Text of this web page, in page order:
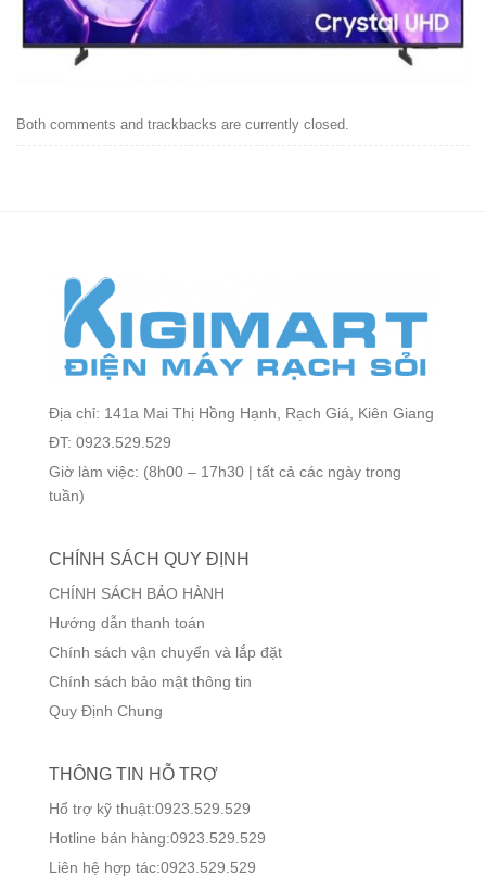
Both comments and trackbacks are currently closed.
Địa chỉ: 141a Mai Thị Hồng Hạnh, Rạch Giá, Kiên Giang
ĐT: 0923.529.529
Giờ làm việc: (8h00 – 17h30 | tất cả các ngày trong
tuần)
CHÍNH SÁCH QUY ĐỊNH
CHÍNH SÁCH BẢO HÀNH
Hướng dẫn thanh toán
Chính sách vận chuyển và lắp đặt
Chính sách bảo mật thông tin
Quy Định Chung
THÔNG TIN HỖ TRỢ
Hổ trợ kỹ thuật:0923.529.529
Hotline bán hàng:0923.529.529
Liên hệ hợp tác:0923.529.529